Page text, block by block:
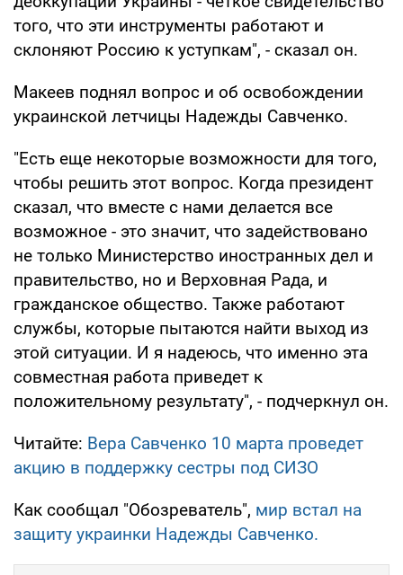
того, что эти инструменты работают и
склоняют Россию к уступкам", - сказал он.
Макеев поднял вопрос и об освобождении
украинской летчицы Надежды Савченко.
"Есть еще некоторые возможности для того,
чтобы решить этот вопрос. Когда президент
сказал, что вместе с нами делается все
возможное - это значит, что задействовано
не только Министерство иностранных дел и
правительство, но и Верховная Рада, и
гражданское общество. Также работают
службы, которые пытаются найти выход из
этой ситуации. И я надеюсь, что именно эта
совместная работа приведет к
положительному результату", - подчеркнул он.
Читайте: Вера Савченко 10 марта проведет
акцию в поддержку сестры под СИЗО
Как сообщал "Обозреватель", мир встал на
защиту украинки Надежды Савченко.